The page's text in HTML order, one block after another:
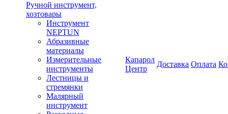
Ручной инструмент,
хозтовары
Инструмент
NEPTUN
Абразивные
материалы
Измерительные
инструменты
Лестницы и
стремянки
Малярный
инструмент
Капарол
Центр
Доставка Оплата